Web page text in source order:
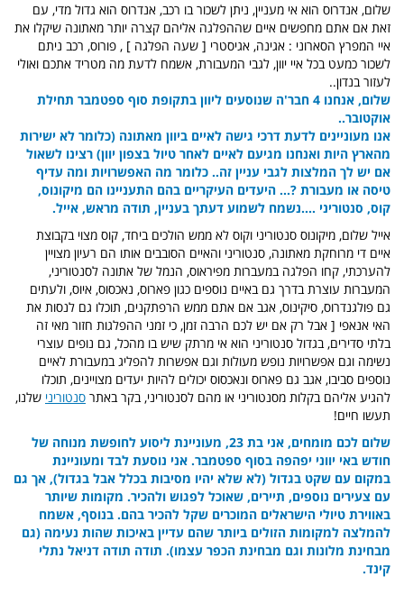
שלום, אנדרוס הוא אי מעניין, ניתן לשכור בו רכב, אנדרוס הוא גדול מדי, עם
זאת אם אתם מחפשים איים שההפלגה אליהם קצרה יותר מאתונה שיקלו את
איי המפרץ הסארוני : אגינה, אגיסטרי [ שעה הפלגה ] , פורוס, רכב ניתם
לשכור כמעט בכל איי יוון, לגבי המעבורת, אשמח לדעת מה מטריד אתכם ואולי
לעזור בנדון..
שלום, אנחנו 4 חבר'ה שנוסעים ליוון בתקופת סוף ספטמבר תחילת
אוקטובר..
אנו מעוניינים לדעת דרכי גישה לאיים ביוון מאתונה (כלומר לא ישירות
מהארץ היות ואנחנו מגיעם לאיים לאחר טיול בצפון יוון) רצינו לשאול
אם יש לך המלצות לגבי עניין זה.. כלומר מה האפשרויות ומה עדיף
טיסה או מעבורת ?... היעדים העיקריים בהם התעניינו הם מיקונוס,
קוס, סנטוריני ....נשמח לשמוע דעתך בעניין, תודה מראש, אייל.
אייל שלום, מיקונוס סנטוריני וקוס לא ממש הולכים ביחד, קוס מצוי בקבוצת
איים די מרוחקת מאתונה, סנטוריני והאיים הסובבים אותו הם רעיון מצויין
להערכתי, קחו הפלגה במעברות מפיראוס, הנמל של אתונה לסנטוריני,
המעברות עוצרת בדרך גם באיים נוספים כגון פארוס, נאכסוס, איוס, ולעתים
גם פולגנדרוס, סיקינוס, אגב אם אתם ממש הרפתקנים, תוכלו גם לנסות את
האי אנאפי [ אבל רק אם יש לכם הרבה זמן, כי זמני ההפלגות חזור מאי זה
בלתי סדירים, בגדול סנטוריני הוא אי מרתק שיש בו מהכל, גם נופים עוצרי
נשימה וגם אפשרויות נופש מעולות וגם אפשרות להפליג במעבורת לאיים
נוספים סביבו, אגב גם פארוס ונאכסוס יכולים להיות יעדים מצויינים, תוכלו
להגיע אליהם בקלות מסנטוריני או מהם לסנטוריני, בקר באתר סנטוריני שלנו,
תעשו חיים!
שלום לכם מומחים,
אני בת 23, מעוניינת ליסוע לחופשת מנוחה של
חודש באי יווני יפהפה בסוף ספטמבר. אני נוסעת לבד ומעוניינת
במקום עם שקט בגדול (לא שלא יהיו מסיבות בכלל אבל בגדול), אך גם
עם צעירים נוספים, תיירים, שאוכל לפגוש ולהכיר. מקומות שיותר
באווירת טיולי הישראלים המוכרים שקל להכיר בהם. בנוסף, אשמח
להמלצה למקומות הזולים ביותר שהם עדיין באיכות שהות נעימה (גם
מבחינת מלונות וגם מבחינת הכפר עצמו). תודה תודה דניאל נתלי
קינד.